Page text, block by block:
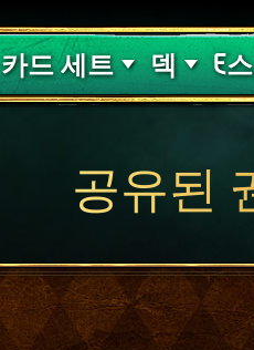
카드 세트
핏빛 저주
덱
덱 가이드
E
공유된